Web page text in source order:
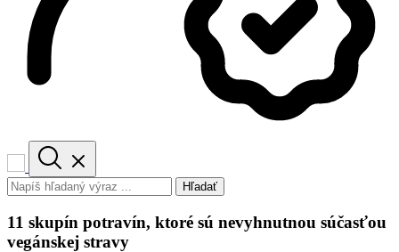
Hľadať
11 skupín potravín, ktoré sú nevyhnutnou súčasťou
vegánskej stravy